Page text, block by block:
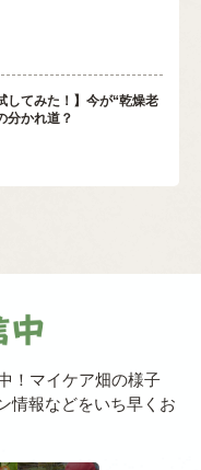
してみた！】今が“乾燥老
分かれ道？
！マイケア畑の様子
情報などをいち早くお